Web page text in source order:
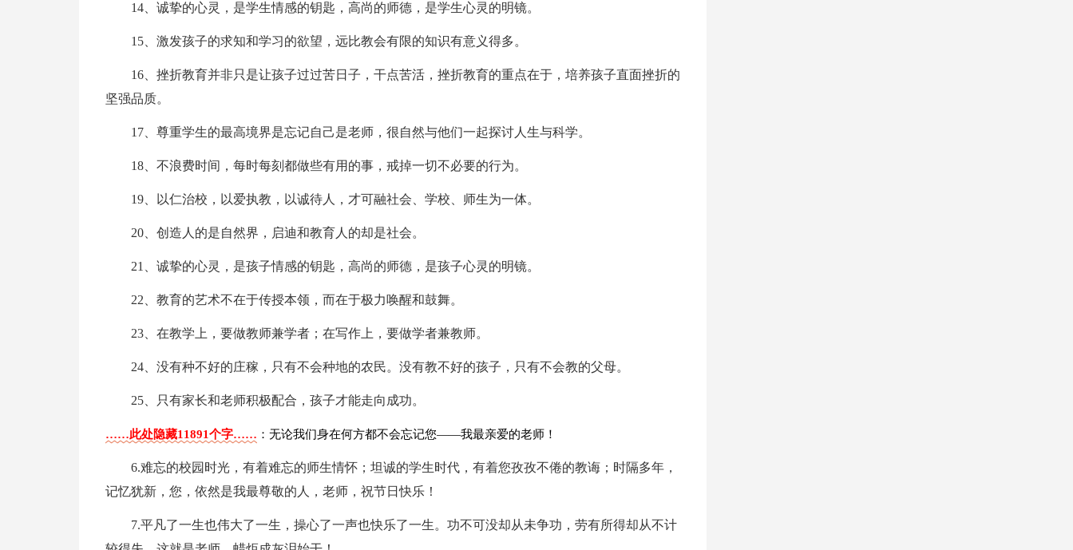
14、诚挚的心灵，是学生情感的钥匙，高尚的师德，是学生心灵的明镜。
15、激发孩子的求知和学习的欲望，远比教会有限的知识有意义得多。
16、挫折教育并非只是让孩子过过苦日子，干点苦活，挫折教育的重点在于，培养孩子直面挫折的
坚强品质。
17、尊重学生的最高境界是忘记自己是老师，很自然与他们一起探讨人生与科学。
18、不浪费时间，每时每刻都做些有用的事，戒掉一切不必要的行为。
19、以仁治校，以爱执教，以诚待人，才可融社会、学校、师生为一体。
20、创造人的是自然界，启迪和教育人的却是社会。
21、诚挚的心灵，是孩子情感的钥匙，高尚的师德，是孩子心灵的明镜。
22、教育的艺术不在于传授本领，而在于极力唤醒和鼓舞。
23、在教学上，要做教师兼学者；在写作上，要做学者兼教师。
24、没有种不好的庄稼，只有不会种地的农民。没有教不好的孩子，只有不会教的父母。
25、只有家长和老师积极配合，孩子才能走向成功。
……此处隐藏11891个字…… ：无论我们身在何方都不会忘记您——我最亲爱的老师！
6.难忘的校园时光，有着难忘的师生情怀；坦诚的学生时代，有着您孜孜不倦的教诲；时隔多年，
记忆犹新，您，依然是我最尊敬的人，老师，祝节日快乐！
7.平凡了一生也伟大了一生，操心了一声也快乐了一生。功不可没却从未争功，劳有所得却从不计